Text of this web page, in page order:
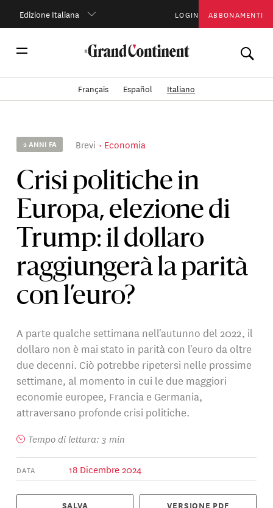
Edizione Italiana LOGIN ABBONAMENTI
Français Español Italiano
2 ANNI FA Brevi Economia
Crisi politiche in
Europa, elezione di
Trump: il dollaro
raggiungerà la parità
con l’euro?
A parte qualche settimana nell'autunno del 2022, il
dollaro non è mai stato in parità con l'euro da oltre
due decenni. Ciò potrebbe ripetersi nelle prossime
settimane, al momento in cui le due maggiori
economie europee, Francia e Germania,
attraversano profonde crisi politiche.
Tempo di lettura: 3 min
DATA 18 Dicembre 2024
SALVA VERSIONE PDF